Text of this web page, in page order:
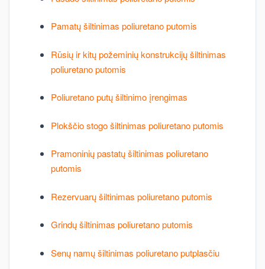
Pamatų šiltinimas poliuretano putomis
Rūsių ir kitų požeminių konstrukcijų šiltinimas
poliuretano putomis
Poliuretano putų šiltinimo įrengimas
Plokščio stogo šiltinimas poliuretano putomis
Pramoninių pastatų šiltinimas poliuretano
putomis
Rezervuarų šiltinimas poliuretano putomis
Grindų šiltinimas poliuretano putomis
Senų namų šiltinimas poliuretano putplasčiu